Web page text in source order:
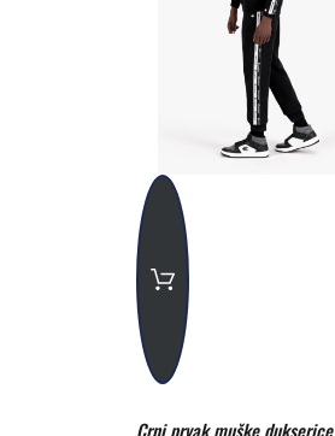
Crni prvak muške dukserice